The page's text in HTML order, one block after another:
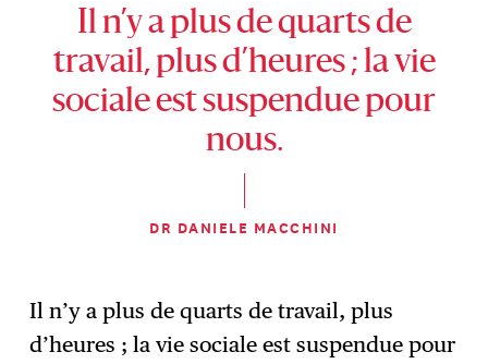
Il n’y a plus de quarts de
travail, plus d’heures ; la vie
sociale est suspendue pour
nous.
DR DANIELE MACCHINI
Il n’y a plus de quarts de travail, plus
d’heures ; la vie sociale est suspendue pour